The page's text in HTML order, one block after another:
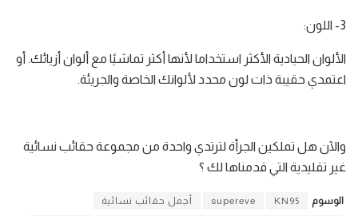
3- اللون:
الألوان الحيادية الأكثر استخداما لأنها أكثر تماشيًا مع ألوان أزيائك. أو
اعتمدي حقيبة ذات لون محدد لألوانك الخاصة والجريئة.
والآن هل تملكين الجرأة لترتدي واحدة من مجموعة حقائب نسائية
غير تقليدية التي قدمناها لك ؟
الوسوم KN95
supereve أجمل حقائب نسائية